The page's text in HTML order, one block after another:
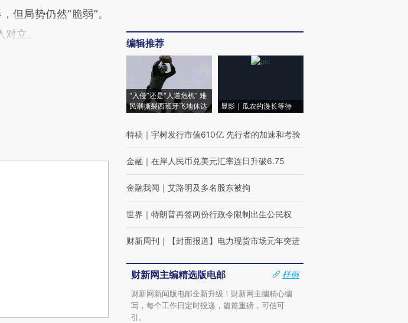
但局势仍然“脆弱”。
立。
编辑推荐
“入侵”还是“人道危机” 难
民潮撕裂西班牙飞地休达
显影｜瓜农的漫长等待
特稿 ｜ 宇树发行市值610亿 先行者的加速和考验
金融 ｜ 在岸人民币兑美元汇率连日升破6.75
金融我闻 ｜ 艾路明及多名股东被拘
世界 ｜ 特朗普再签两份行政令限制出生公民权
财新周刊 ｜ 【封面报道】电力现货市场元年突进
财新网主编精选版电邮
样例
财新网新闻版电邮全新升级！财新网主编精心编
写，每个工作日定时投递，篇篇重磅，可信可
引。